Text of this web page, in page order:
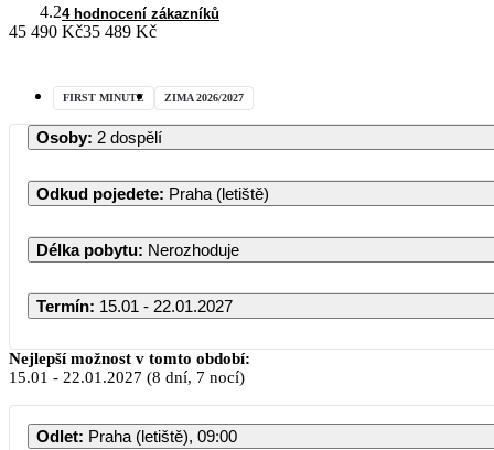
4.24 hodnocení zákazníků
45 490 Kč35 489 Kč
FIRST MINUTE ZIMA 2026/2027
Osoby: 2 dospělí
Odkud pojedete: Praha (letiště)
Délka pobytu: Nerozhoduje
Termín: 15.01 - 22.01.2027
Leden 2027
PO ÚT ST ČT PÁ SO
Nejlepší možnost v tomto období:
15.01 - 22.01.2027 (8 dní, 7 nocí)
Odlet: Praha (letiště), 09:00